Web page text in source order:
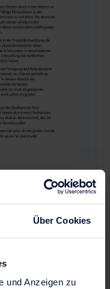
Über Cookies
und Anzeigen zu